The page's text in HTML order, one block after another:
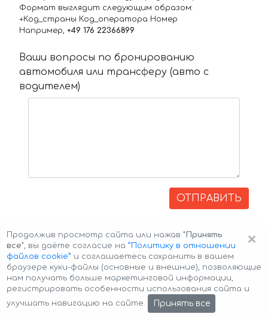
Формат выглядит следующим образом:
+Код_страны Код_оператора Номер
Например, +49 176 22366899
Ваши вопросы по бронированию
автомобиля или трансферу (авто с
водителем)
ОТПРАВИТЬ
Авторские права © 2026 Авто-Аренда Cookie Policy
×
Продолжив просмотр сайта или нажав "Принять
все", вы даёте согласие на ”Политику в отношении
файлов cookie” и соглашаетесь сохранить в вашем
браузере куки-файлы (основные и внешние), позволяющие
нам получать больше маркетинговой информации,
регистрировать особенности использования сайта и
улучшать навигацию на сайте.
Принять все